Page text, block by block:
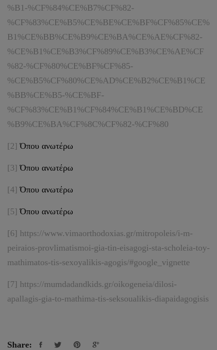
%B1-%CF%84%CE%B7%CF%82-
%CF%83%CE%B5%CE%BE%CE%BF%CF%85%CE%
B1%CE%BB%CE%B9%CE%BA%CE%AE%CF%82-
%CE%B1%CE%B3%CF%89%CE%B3%CE%AE%CF
%82-%CF%80%CE%BF%CF%85-
%CE%B5%CF%80%CE%AD%CE%B2%CE%B1%CE
%BB%CE%B5-%CE%BF-
%CF%83%CE%B1%CF%84%CE%B1%CE%BD%CE
%B9%CE%BA%CF%8C%CF%82-%CF%80
[2] Όπου ανωτέρω
[3] Όπου ανωτέρω
[4] Όπου ανωτέρω
[5] Όπου ανωτέρω
[6] https://www.vimaorthodoxias.gr/mitropoleis/i-m-
peiraios-provlimatismoi-gia-tin-eisagogi-sta-scholeia-toy-
mathimatos-tis-sexoyalikis-agogis/#google_vignette
[7] https://mumdadandkids.gr/oikogeneia/dilosi-
apallagis-gia-to-mathima-tis-seksoualikis-diapaidagogisis
Share: